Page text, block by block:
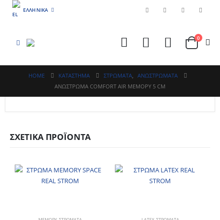
ΕΛΛΗΝΙΚΆ
0
HOME ΚΑΤΆΣΤΗΜΑ ΣΤΡΩΜΑΤΑ, ΑΝΩΣΤΡΩΜΑΤΑ
ANΩΣΤΡΩΜΑ COMFORT AIR ΜΕΜΟΡΥ 5 CM
ΣΧΕΤΙΚΆ ΠΡΟΪΌΝΤΑ